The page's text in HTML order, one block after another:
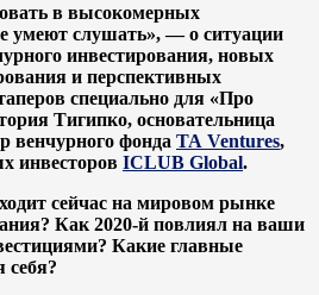
в высокомерных
умеют слушать», — о ситуации
инвестирования, новых
и перспективных
специально для «Про
Тигипко, основательница
венчурного фонда TA Ventures,
инвесторов ICLUB Global.
сейчас на мировом рынке
Как 2020-й повлиял на ваши
Какие главные